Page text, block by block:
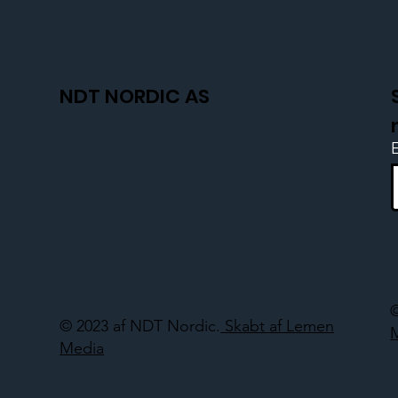
NDT NORDIC AS
© 2023 af NDT Nordic. Skabt af Lemen
Media